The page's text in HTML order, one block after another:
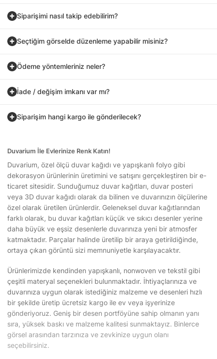
Siparişimi nasıl takip edebilirim?
Seçtiğim görselde düzenleme yapabilir misiniz?
Ödeme yöntemleriniz neler?
İade / değişim imkanı var mı?
Siparişim hangi kargo ile gönderilecek?
Duvarium İle Evlerinize Renk Katın!
Duvarium, özel ölçü duvar kağıdı ve yapışkanlı folyo gibi
dekorasyon ürünlerinin üretimini ve satışını gerçekleştiren bir e-
ticaret sitesidir. Sunduğumuz duvar kağıtları, duvar posteri
veya 3D duvar kağıdı olarak da bilinen ve duvarınızın ölçülerine
özel olarak üretilen ürünlerdir. Geleneksel duvar kağıtlarından
farklı olarak, bu duvar kağıtları küçük ve sıkıcı desenler yerine
daha büyük ve eşsiz desenlerle duvarınıza yeni bir atmosfer
katmaktadır. Parçalar halinde üretilip bir araya getirildiğinde,
ortaya çıkan görüntü sizi memnuniyetle karşılayacaktır.
Ürünlerimizde kendinden yapışkanlı, nonwoven ve tekstil gibi
çeşitli materyal seçenekleri bulunmaktadır. İhtiyaçlarınıza ve
duvarınıza uygun olarak istediğiniz malzeme ve desenleri hızlı
bir şekilde üretip ücretsiz kargo ile ev veya işyerinize
gönderiyoruz. Geniş bir desen portföyüne sahip olmanın yanı
sıra, yüksek baskı ve malzeme kalitesi sunmaktayız. Binlerce
görsel arasından tarzınıza ve zevkinize uygun olanı
seçebilirsiniz.